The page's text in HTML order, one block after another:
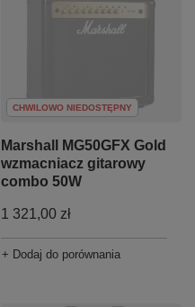
CHWILOWO NIEDOSTĘPNY
Marshall MG50GFX Gold
wzmacniacz gitarowy
combo 50W
1 321,00 zł
+ Dodaj do porównania